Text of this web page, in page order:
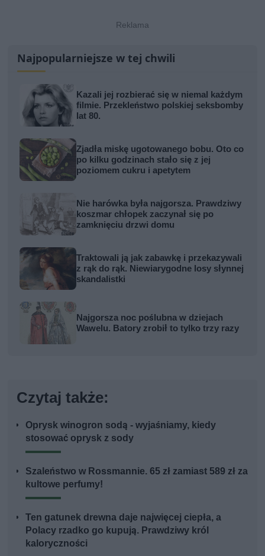
Najpopularniejsze w tej chwili
Kazali jej rozbierać się w niemal każdym
filmie. Przekleństwo polskiej seksbomby
lat 80.
Zjadła miskę ugotowanego bobu. Oto co
po kilku godzinach stało się z jej
poziomem cukru i apetytem
Nie harówka była najgorsza. Prawdziwy
koszmar chłopek zaczynał się po
zamknięciu drzwi domu
Traktowali ją jak zabawkę i przekazywali
z rąk do rąk. Niewiarygodne losy słynnej
skandalistki
Najgorsza noc poślubna w dziejach
Wawelu. Batory zrobił to tylko trzy razy
Czytaj także:
Oprysk winogron sodą - wyjaśniamy, kiedy
stosować oprysk z sody
Szaleństwo w Rossmannie. 65 zł zamiast 589 zł za
kultowe perfumy!
Ten gatunek drewna daje najwięcej ciepła, a
Polacy rzadko go kupują. Prawdziwy król
kaloryczności